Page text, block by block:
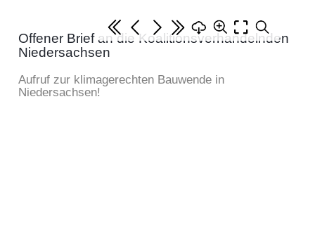
Offener Brief an die Koalitionsverhandelnden
Niedersachsen
Aufruf zur klimagerechten Bauwende in
Niedersachsen!